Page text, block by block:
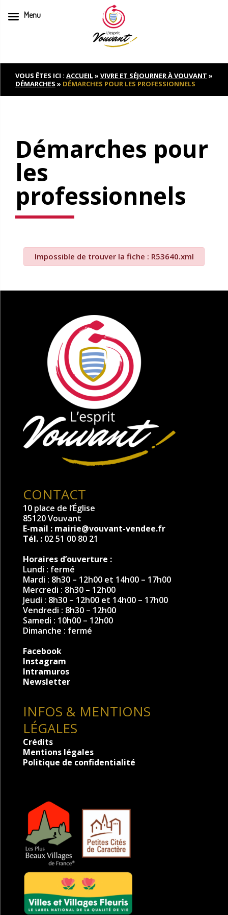
to
contentVOUS ÊTES ICI : ACCUEIL» VIVRE ET SÉJOURNER À VOUVANT »
DÉMARCHES » DÉMARCHES POUR LES PROFESSIONNELS
Démarches pour
les
professionnels
Impossible de trouver la fiche : R53640.xml
CONTACT
10 place de l’Église
85120 Vouvant
E-mail : mairie@vouvant-vendee.fr
Tél. : 02 51 00 80 21
Horaires d’ouverture :
Lundi : fermé
Mardi : 8h30 – 12h00 et 14h00 – 17h00
Mercredi : 8h30 – 12h00
Jeudi : 8h30 – 12h00 et 14h00 – 17h00
Vendredi : 8h30 – 12h00
Samedi : 10h00 – 12h00
Dimanche : fermé
Facebook
Instagram
Intramuros
Newsletter
INFOS & MENTIONS
LÉGALES
Crédits
Mentions légales
Politique de confidentialité
Menu